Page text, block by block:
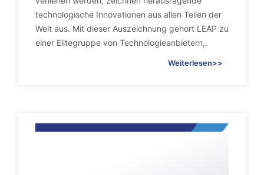
technologische Innovationen aus allen Teilen der
Welt aus. Mit dieser Auszeichnung gehort LEAP zu
einer Elitegruppe von Technologieanbietern,.
Weiterlesen>>